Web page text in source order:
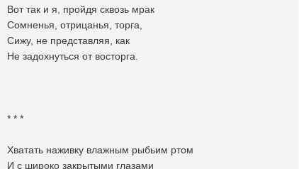
Вот так и я, пройдя сквозь мрак
Сомненья, отрицанья, торга,
Сижу, не представляя, как
Не задохнуться от восторга.
* * *
Хватать наживку влажным рыбьим ртом
И с широко закрытыми глазами